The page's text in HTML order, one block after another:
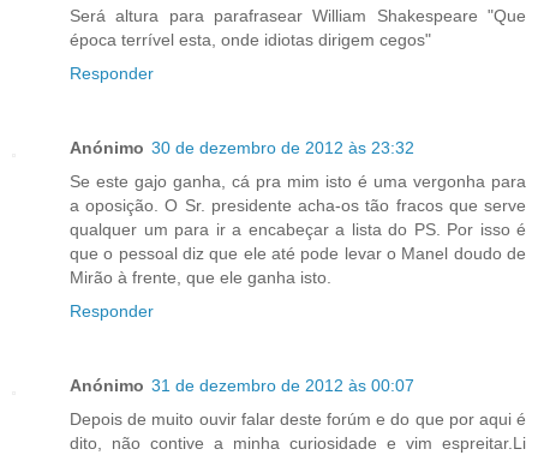
Será altura para parafrasear William Shakespeare "Que
época terrível esta, onde idiotas dirigem cegos"
Responder
Anónimo 30 de dezembro de 2012 às 23:32
Se este gajo ganha, cá pra mim isto é uma vergonha para
a oposição. O Sr. presidente acha-os tão fracos que serve
qualquer um para ir a encabeçar a lista do PS. Por isso é
que o pessoal diz que ele até pode levar o Manel doudo de
Mirão à frente, que ele ganha isto.
Responder
Anónimo 31 de dezembro de 2012 às 00:07
Depois de muito ouvir falar deste forúm e do que por aqui é
dito, não contive a minha curiosidade e vim espreitar.Li